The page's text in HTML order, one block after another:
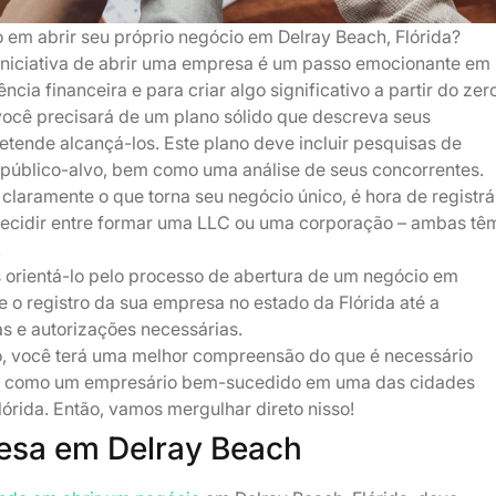
em abrir seu próprio negócio em Delray Beach, Flórida?
de abrir uma empresa é um passo emocionante em
financeira e para criar algo significativo a partir do
precisará de um plano sólido que descreva seus
alcançá-los. Este plano deve incluir pesquisas de
alvo, bem como uma análise de seus concorrentes.
o que torna seu negócio único, é hora de
entre formar uma LLC ou uma corporação – ambas
lo pelo processo de abertura de um negócio em
o registro da sua empresa no estado da Flórida até a
e autorizações necessárias.
você terá uma melhor compreensão do que é necessário
um empresário bem-sucedido em uma das cidades
Então, vamos mergulhar direto nisso!
em Delray Beach